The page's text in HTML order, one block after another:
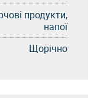
продукти,
напої
Щорічно